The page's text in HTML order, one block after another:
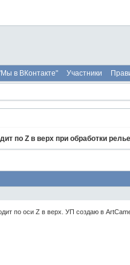
в ВКонтакте" Участники
по Z в верх при обработки
по оси Z в верх. УП создаю в